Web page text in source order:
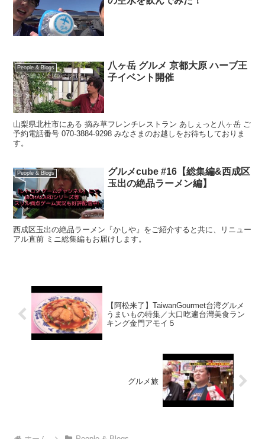
People & Blogs
八ヶ岳 グルメ 京都大原 ハーブ王
子イベント開催
山梨県北杜市にある 摘み草フレンチレストラン あしぇっと八ヶ岳 ご
予約電話番号 070-3884-9298 みなさまのお越しをお待ちしておりま
す。
People & Blogs
グルメcube #16【総集編&西成区
玉出の絶品ラーメン編】
西成区玉出の絶品ラーメン『かしや』をご紹介すると共に、リニュー
アル直前 ミニ総集編もお届けします。
【阿松来了】TaiwanGourmet台湾グルメ
うまいもの特集／大口吃遍台灣美食ラン
キング金門アモイ５
グルメ旅